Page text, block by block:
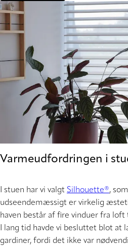
Varmeudfordringen i
I stuen har vi valgt Silhouette®,
udseendemæssigt er virkelig
haven består af fire vinduer fra loft
I lang tid havde vi besluttet blot at
gardiner, fordi det ikke var